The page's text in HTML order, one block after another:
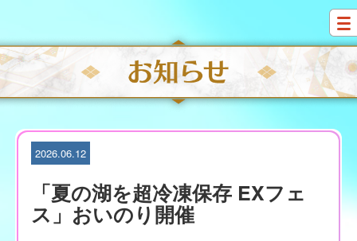
i
p
t
o
c
2026.06.12
「夏の湖を超冷凍保存 EXフェ
ス」おいのり開催